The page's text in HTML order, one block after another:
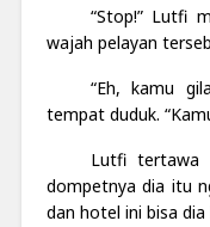
“Stop!” Lutfi
wajah pelayan
“Eh, kamu
tempat duduk.
Lutfi tertawa
dompetnya dia itu
dan hotel ini bisa dia